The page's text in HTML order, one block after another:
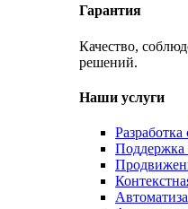
Гарантия
Качество,
решений.
Наши услуги
Разработка
Поддержка